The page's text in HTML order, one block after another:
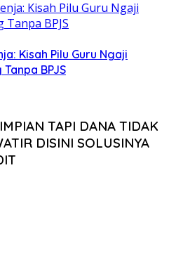
Kisah Pilu Guru Ngaji
BPJS
TAPI DANA TIDAK
DISINI SOLUSINYA